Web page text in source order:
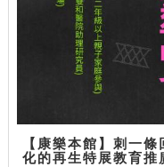
【康樂本館】刺一
化的再生特展教育